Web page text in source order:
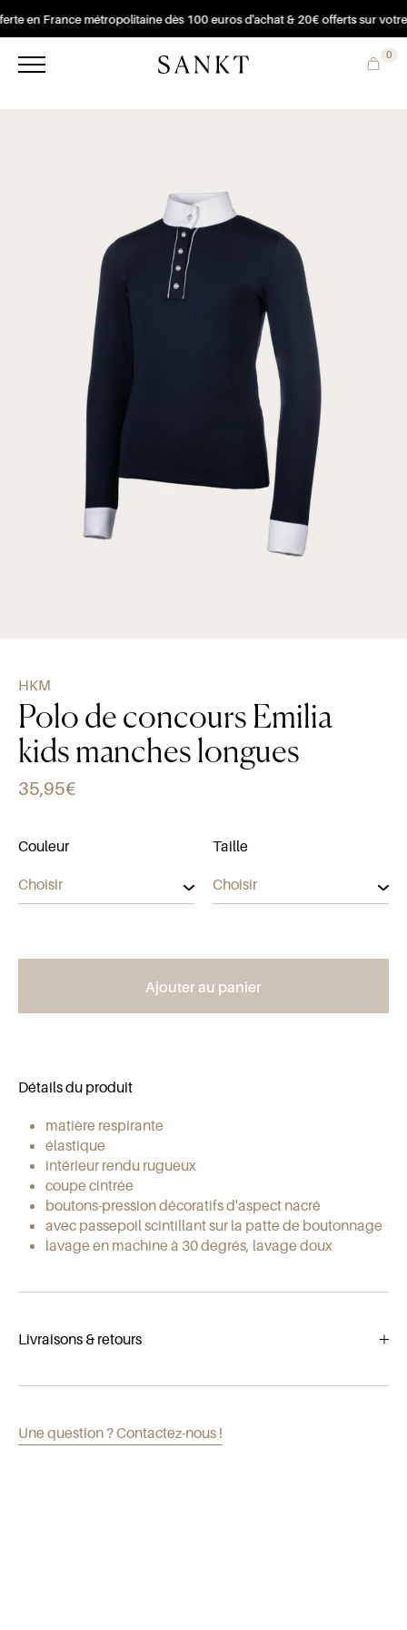
en France métropolitaine dès 100 euros d'achat & 20€ offerts sur votre
0
HKM
Polo de concours Emilia
kids manches longues
35,95€
Couleur Taille
Ajouter au panier
Détails du produit
matière respirante
élastique
intérieur rendu rugueux
coupe cintrée
boutons-pression décoratifs d'aspect nacré
avec passepoil scintillant sur la patte de boutonnage
lavage en machine à 30 degrés, lavage doux
Livraisons & retours
dès 100€ d'achat.
Une question ? Contactez-nous !